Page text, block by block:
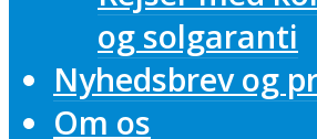
og solgaranti
Nyhedsbrev og
Om os